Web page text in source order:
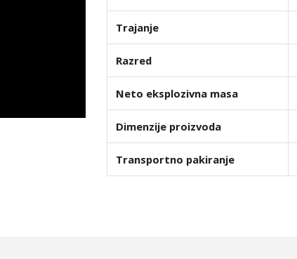
Trajanje
Razred
Neto eksplozivna masa
Dimenzije proizvoda
Transportno pakiranje